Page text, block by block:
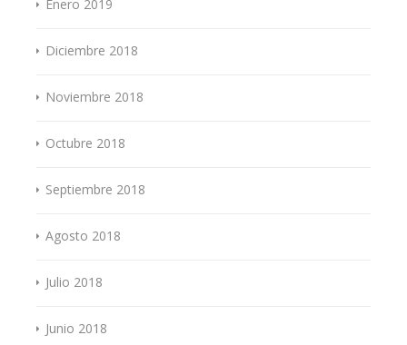
Enero 2019
Diciembre 2018
Noviembre 2018
Octubre 2018
Septiembre 2018
Agosto 2018
Julio 2018
Junio 2018